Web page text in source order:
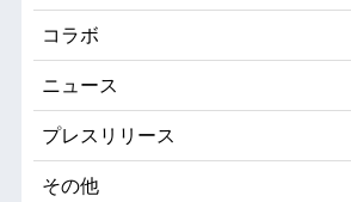
コラボ
ニュース
プレスリリース
その他